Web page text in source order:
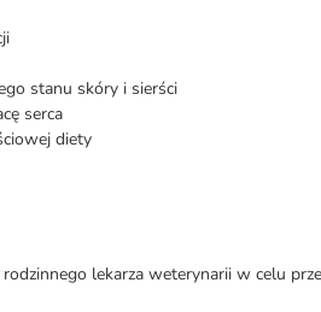
stanu skóry i sierści
serca
diety
lekarza weterynarii w celu